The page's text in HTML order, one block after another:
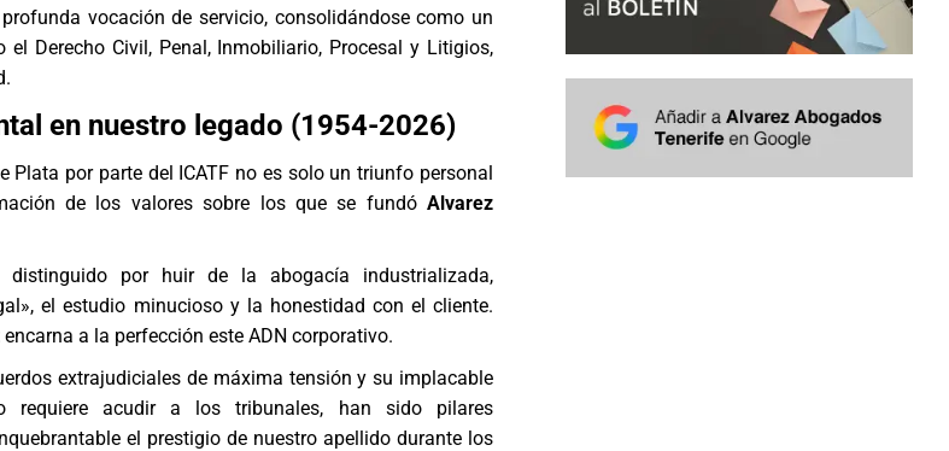
vocación de servicio, consolidándose como un
el Derecho Civil, Penal, Inmobiliario, Procesal y Litigios,
.
en nuestro legado (1954-2026)
Plata por parte del ICATF no es solo un triunfo personal
de los valores sobre los que se fundó Alvarez
por huir de la abogacía industrializada,
el estudio minucioso y la honestidad con el cliente.
encarna a la perfección este ADN corporativo.
extrajudiciales de máxima tensión y su implacable
requiere acudir a los tribunales, han sido pilares
el prestigio de nuestro apellido durante los